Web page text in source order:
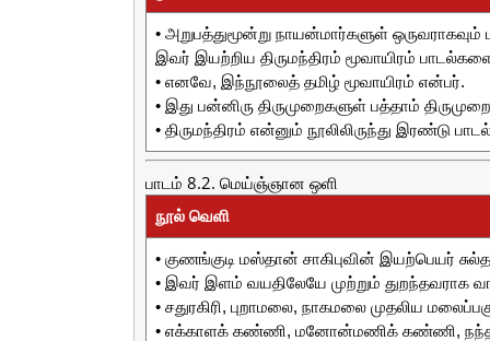
• அறுபத்துமூன்று நாயன்மார்களுள் ஒருவராகவும்
இவர் இயற்றிய திருமந்திரம் மூவாயிரம்
• எனவே, இந்நூலைத் தமிழ் மூவாயிரம் என்பர்.
• இது பன்னிரு திருமுறைகளுள் பத்தாம்
• திருமந்திரம் என்னும் நூலிலிருந்து இரண்டு
பாடம் 8.2. மெய்ஞ்ஞான ஒளி
நூல் வெளி
• குணங்குடி மஸ்தான் சாகிபுவின் இயற்பெயர்
• இவர் இளம் வயதிலேயே முற்றும் துறந்தவராக
• சதுரகிரி, புறாமலை, நாகமலை முதலிய
• எக்காளக் கண்ணி, மனோன்மணிக் கண்ணி,